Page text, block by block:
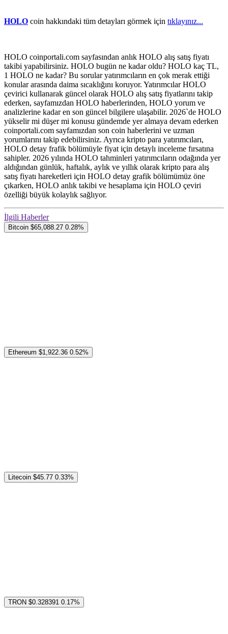
HOLO coin hakkındaki tüm detayları görmek için tıklayınız...
HOLO coinportali.com sayfasından anlık HOLO alış satış fiyatı
takibi yapabilirsiniz. HOLO bugün ne kadar oldu? HOLO kaç TL,
1 HOLO ne kadar? Bu sorular yatırımcıların en çok merak ettiği
konular arasında daima sıcaklığını koruyor. Yatırımcılar HOLO
çevirici kullanarak güncel olarak HOLO alış satış fiyatlarını takip
ederken, sayfamızdan HOLO haberlerinden, HOLO yorum ve
analizlerine kadar en son güncel bilgilere ulaşabilir. 2026`de HOLO
yükselir mi düşer mi konusu gündemde yer almaya devam ederken
coinportali.com sayfamızdan son coin haberlerini ve uzman
yorumlarını takip edebilirsiniz. Ayrıca kripto para yatırımcıları,
HOLO detay frafik bölümüyle fiyat için detaylı inceleme fırsatına
sahipler. 2026 yılında HOLO tahminleri yatırımcıların odağında yer
aldığından günlük, haftalık, aylık ve yıllık olarak kripto para alış
satış fiyatı hareketleri için HOLO detay grafik bölümümüz öne
çıkarken, HOLO anlık takibi ve hesaplama için HOLO çeviri
özelliği büyük kolaylık sağlıyor.
İlgili Haberler
Bitcoin $65,088.27 0.28%
Ethereum $1,922.36 0.52%
Litecoin $45.77 0.33%
TRON $0.328391 0.17%